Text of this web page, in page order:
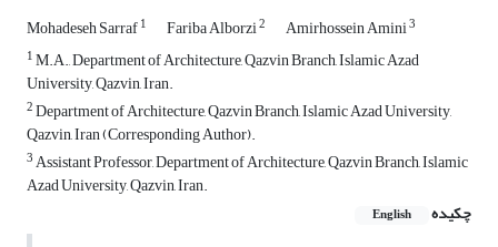
Mohadeseh Sarraf1 Fariba Alborzi2 Amirhossein Amini3
1M.A., Department of Architecture, Qazvin Branch, Islamic Azad
University, Qazvin, Iran.
2Department of Architecture, Qazvin Branch, Islamic Azad University,
Qazvin, Iran (Corresponding Author).
3Assistant Professor, Department of Architecture, Qazvin Branch, Islamic
Azad University, Qazvin, Iran.
چکیده
English